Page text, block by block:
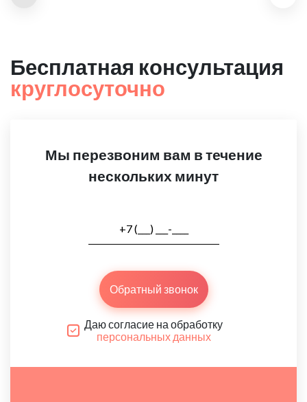
Бесплатная консультация
круглосуточно
Мы перезвоним вам в течение
нескольких минут
Обратный звонок
Даю согласие на обработку
персональных данных